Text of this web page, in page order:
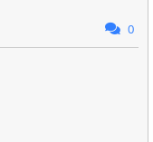
0